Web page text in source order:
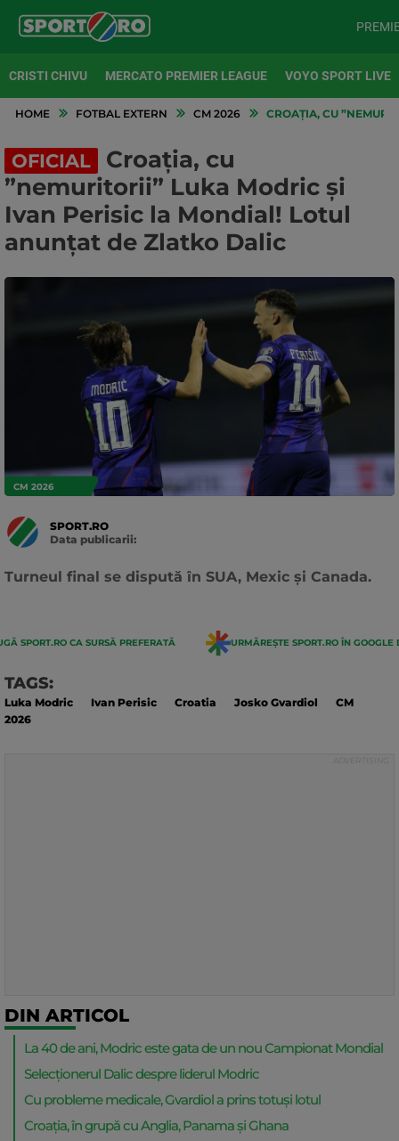
CRISTI CHIVU MERCATO PREMIER LEAGUE VOYO SPORT LIVE
HOME FOTBAL EXTERN CM 2026 CROAȚIA, CU
OFICIAL
Croația, cu
”nemuritorii” Luka Modric și
Ivan Perisic la Mondial! Lotul
anunțat de Zlatko Dalic
CM 2026
SPORT.RO
Data publicarii:
Turneul final se dispută în SUA, Mexic și Canada.
SPORT.RO CA SURSĂ PREFERATĂ URMĂREȘTE SPORT.RO ÎN GOOGLE
TAGS:
Luka Modric Ivan Perisic Croatia Josko Gvardiol
CM
2026
DIN ARTICOL
La 40 de ani, Modric este gata de un nou Campionat Mondial
Selecționerul Dalic despre liderul Modric
Cu probleme medicale, Gvardiol a prins totuși lotul
Croația, în grupă cu Anglia, Panama și Ghana